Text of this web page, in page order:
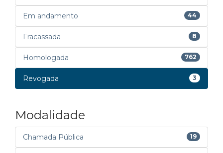
Em andamento 44
Fracassada 8
Homologada 762
Revogada 3
Modalidade
Chamada Pública 19